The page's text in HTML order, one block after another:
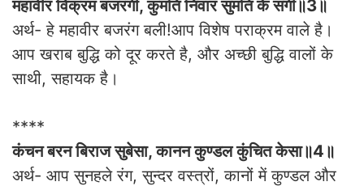
महावीर विक्रम बजरंगी, कुमति निवार सुमति के संगी॥3॥
अर्थ- हे महावीर बजरंग बली!आप विशेष पराक्रम वाले है।
आप खराब बुद्धि को दूर करते है, और अच्छी बुद्धि वालों के
साथी, सहायक है।
****
कंचन बरन बिराज सुबेसा, कानन कुण्डल कुंचित केसा॥4॥
अर्थ- आप सुनहले रंग, सुन्दर वस्त्रों, कानों में कुण्डल और